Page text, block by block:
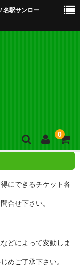
名駅サンロー
0
にできるチケット各
合せ下さい。
どによって変動しま
めご了承下さい。